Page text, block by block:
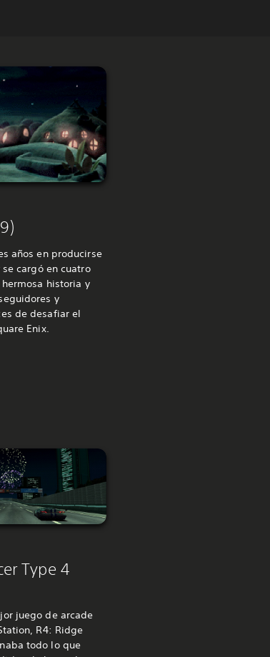
años en producirse
cargó en cuatro
historia y
y
de desafiar el
Enix.
Type 4
juego de arcade
R4: Ridge
todo lo que